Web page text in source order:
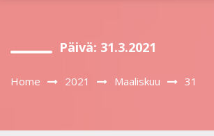
Päivä: 31.3.2021
Home 2021 Maaliskuu 31